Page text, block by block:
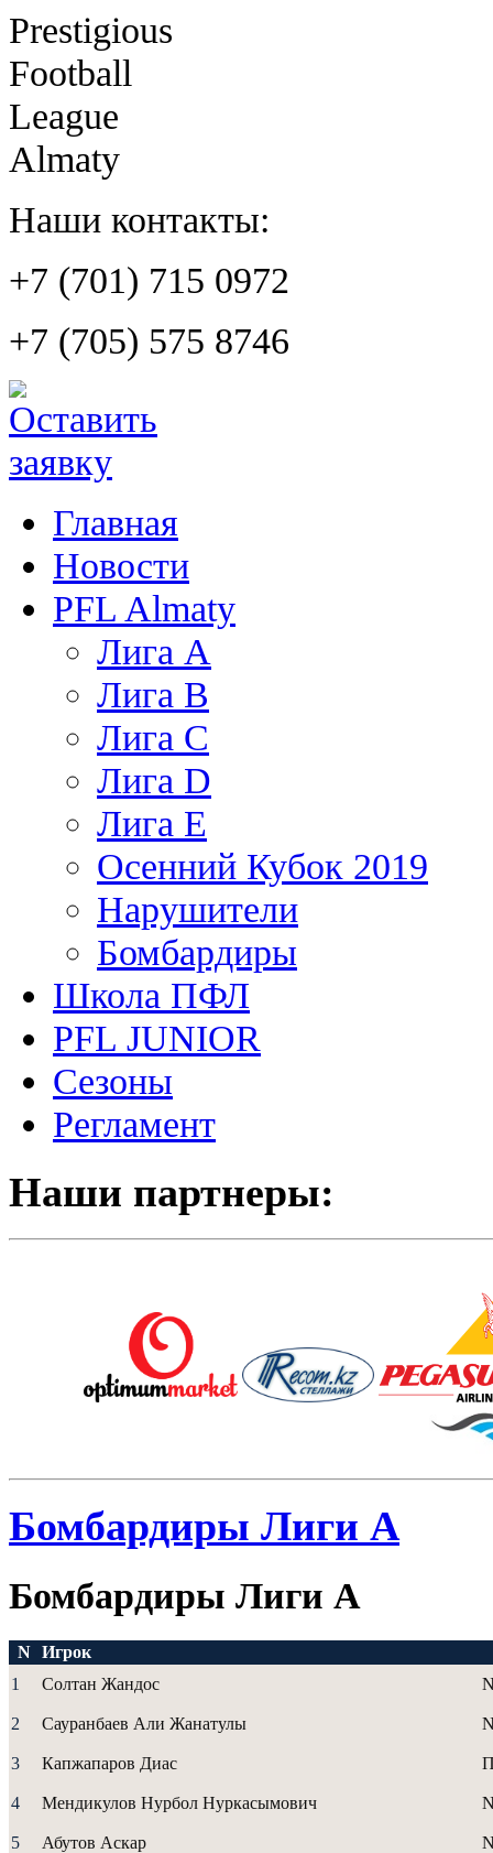
Prestigious
Football
League
Almaty
Наши контакты:
+7 (701) 715 0972
+7 (705) 575 8746
Главная
Новости
PFL Almaty
Лига A
Лига В
Лига С
Лига D
Лига Е
Осенний Кубок 2019
Нарушители
Бомбардиры
Школа ПФЛ
PFL JUNIOR
Сезоны
Регламент
Наши партнеры:
Бомбардиры Лиги А
Бомбардиры Лиги А
N Игрок
1
Солтан Жандос
2 Сауранбаев Али Жанатулы
3 Капжапаров Диас
4 Мендикулов Нурбол Нуркасымович
5 Абутов Аскар